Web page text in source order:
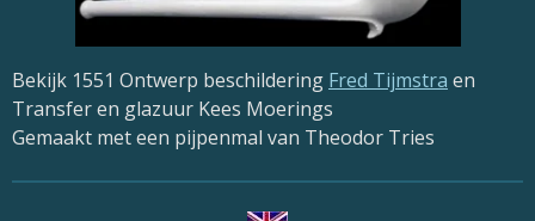
Bekijk 1551 Ontwerp beschildering Fred Tijmstra en
Transfer en glazuur Kees Moerings
Gemaakt met een pijpenmal van Theodor Tries